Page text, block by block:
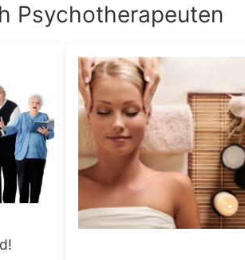
Psychotherapeuten